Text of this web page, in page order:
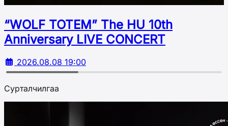
“WOLF TOTEM” The HU 10th
Аnniversary LIVE CONCERT
2026.08.08 19:00
Сурталчилгаа